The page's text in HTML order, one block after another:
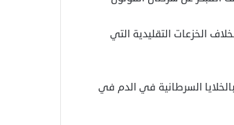
الخزعات التقليدية التي
السرطانية في الدم في